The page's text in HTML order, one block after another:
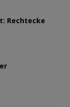
Rechtecke